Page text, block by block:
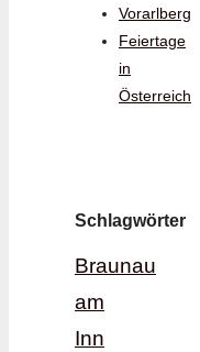
Vorarlberg
Feiertage
in
Österreich
Schlagwörter
Braunau
am
Inn